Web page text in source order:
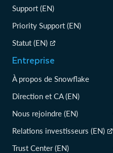
Support (EN)
Priority Support (EN)
Statut (EN)
Entreprise
À propos de Snowflake
Direction et CA (EN)
Nous rejoindre (EN)
Relations investisseurs (EN)
Trust Center (EN)